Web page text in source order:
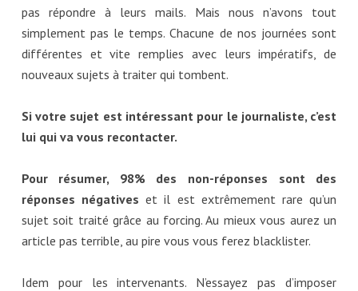
pas répondre à leurs mails. Mais nous n’avons tout
simplement pas le temps. Chacune de nos journées sont
différentes et vite remplies avec leurs impératifs, de
nouveaux sujets à traiter qui tombent.
Si votre sujet est intéressant pour le journaliste, c’est
lui qui va vous recontacter.
Pour résumer, 98% des non-réponses sont des
réponses négatives et il est extrêmement rare qu’un
sujet soit traité grâce au forcing. Au mieux vous aurez un
article pas terrible, au pire vous vous ferez blacklister.
Idem pour les intervenants. N’essayez pas d’imposer